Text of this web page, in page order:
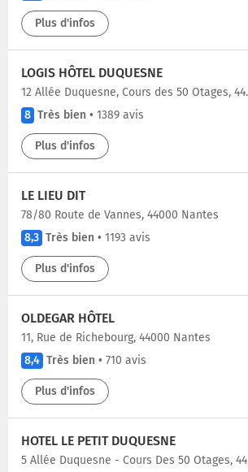
Plus d'infos
LOGIS HÔTEL DUQUESNE
12 Allée Duquesne, Cours des 50 Otages, 44000 Nantes
8 Très bien • 1389 avis
Plus d'infos
LE LIEU DIT
78/80 Route de Vannes, 44000 Nantes
8,3 Très bien • 1193 avis
Plus d'infos
OLDEGAR HÔTEL
11, Rue de Richebourg, 44000 Nantes
8,4 Très bien • 710 avis
Plus d'infos
HOTEL LE PETIT DUQUESNE
5 Allée Duquesne - Cours Des 50 Otages, 44000 Nantes